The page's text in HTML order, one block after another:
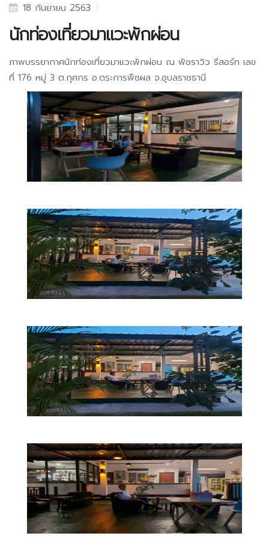
18 กันยายน 2563
นักท่องเที่ยวมาแวะพักผ่อน
ภาพบรรยากาศนักท่องเที่ยวมาแวะพักผ่อน ณ พัชราวิว รีสอร์ท เลข
ที่ 176 หมู่ 3 ต.กุศกร อ.ตระการพืชผล จ.อุบลราชธานี